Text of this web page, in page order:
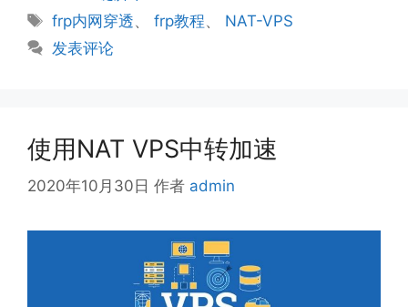
类
标
签
frp内网穿透、frp教程、 NAT-VPS
发表评论
使用NAT VPS中转加速
2020年10月30日 作者 admin